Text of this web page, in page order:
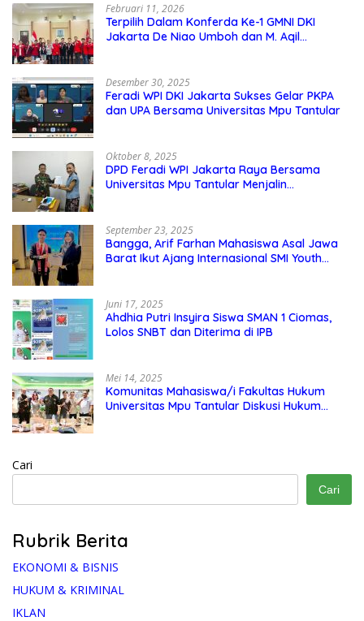
Februari 11, 2026
Terpilih Dalam Konferda Ke-1 GMNI DKI
Jakarta De Niao Umboh dan M. Aqil
Desember 30, 2025
Feradi WPI DKI Jakarta Sukses Gelar PKPA
dan UPA Bersama Universitas Mpu Tantular
Oktober 8, 2025
DPD Feradi WPI Jakarta Raya Bersama
Universitas Mpu Tantular Menjalin
September 23, 2025
Bangga, Arif Farhan Mahasiswa Asal Jawa
Barat Ikut Ajang Internasional SMI Youth
Juni 17, 2025
Ahdhia Putri Insyira Siswa SMAN 1 Ciomas,
Lolos SNBT dan Diterima di IPB
Mei 14, 2025
Komunitas Mahasiswa/i Fakultas Hukum
Universitas Mpu Tantular Diskusi Hukum
Cari
Cari
Rubrik Berita
EKONOMI & BISNIS
HUKUM & KRIMINAL
IKLAN